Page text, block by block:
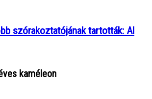
szórakoztatójának tartották: Al
kaméleon